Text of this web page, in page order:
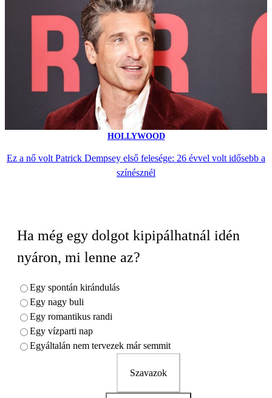
HOLLYWOOD
Ez a nő volt Patrick Dempsey első felesége: 26 évvel volt idősebb a
színésznél
Ha még egy dolgot kipipálhatnál idén
nyáron, mi lenne az?
Egy spontán kirándulás
Egy nagy buli
Egy romantikus randi
Egy vízparti nap
Egyáltalán nem tervezek már semmit
Szavazok